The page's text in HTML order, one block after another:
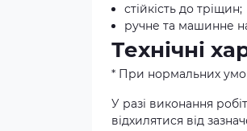
стійкість до тріщин;
ручне та машинне
Технічні
* При нормальних
У разі виконання
відхилятися від